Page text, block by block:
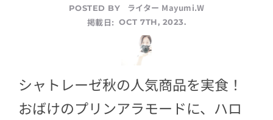
POSTED BY
ライター Mayumi.W
掲載日: OCT 7TH, 2023.
シャトレーゼ秋の人気商品を実食！
おばけのプリンアラモードに、ハロ